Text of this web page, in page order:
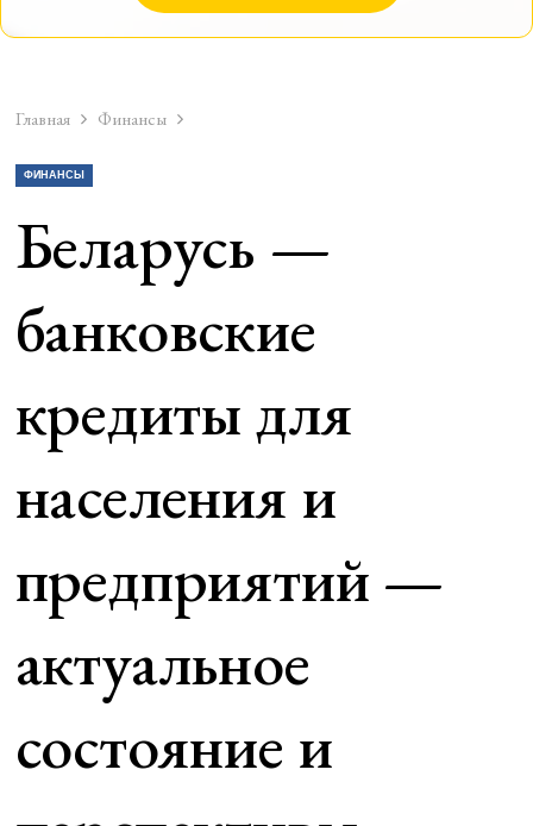
Главная Финансы
ФИНАНСЫ
Беларусь —
банковские
кредиты для
населения и
предприятий —
актуальное
состояние и